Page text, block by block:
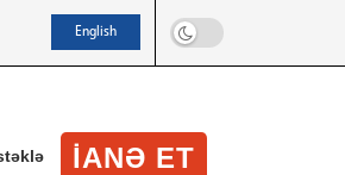
English
IANƏ ET